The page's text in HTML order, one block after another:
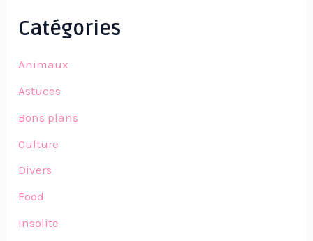
Catégories
Animaux
Astuces
Bons plans
Culture
Divers
Food
Insolite